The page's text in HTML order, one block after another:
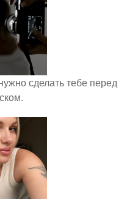
сделать тебе перед